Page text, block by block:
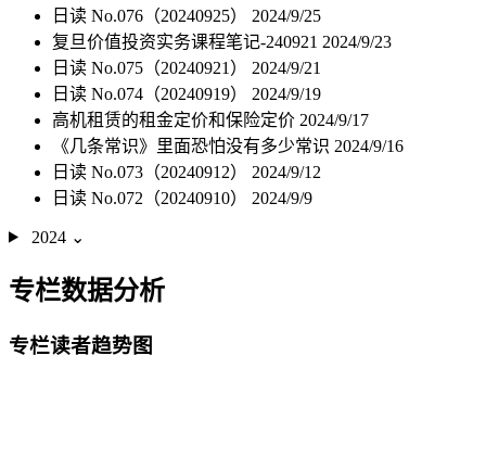
日读 No.076（20240925） 2024/9/25
复旦价值投资实务课程笔记-240921 2024/9/23
日读 No.075（20240921） 2024/9/21
日读 No.074（20240919） 2024/9/19
高机租赁的租金定价和保险定价 2024/9/17
《几条常识》里面恐怕没有多少常识 2024/9/16
日读 No.073（20240912） 2024/9/12
日读 No.072（20240910） 2024/9/9
2024 ⌄
专栏数据分析
专栏读者趋势图